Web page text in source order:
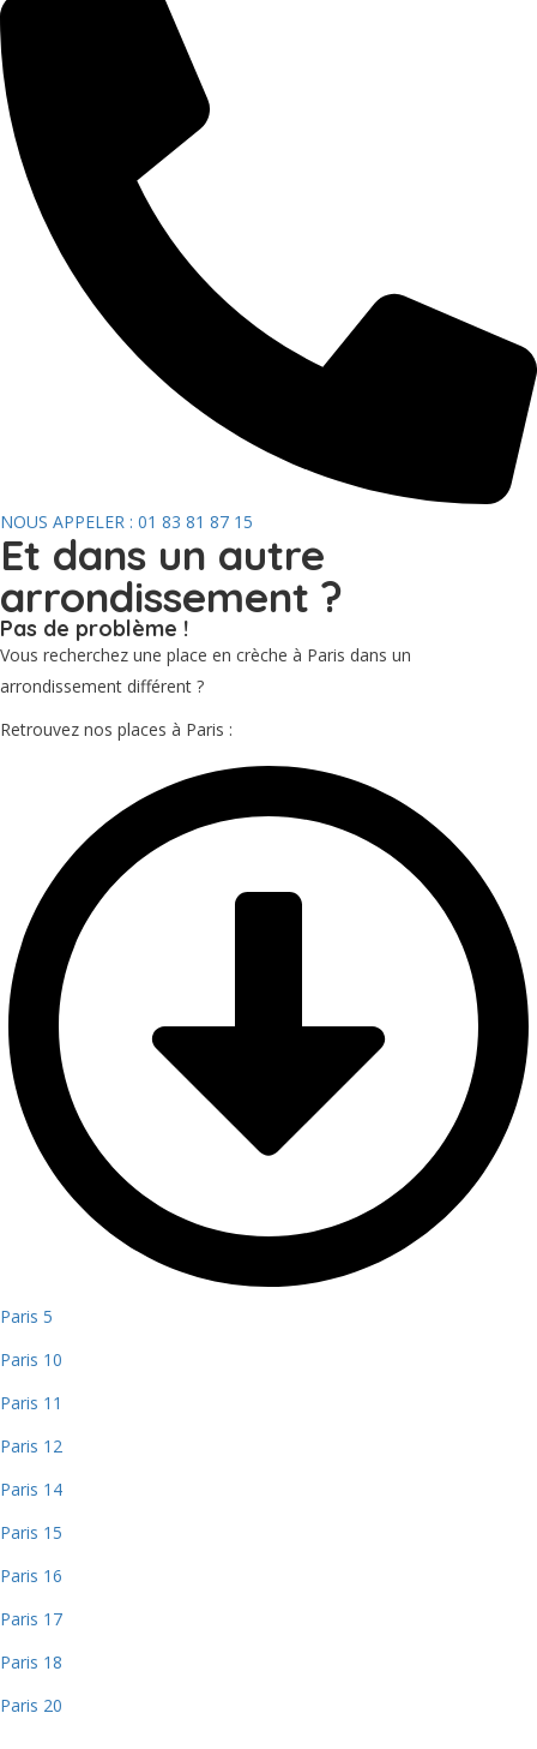
NOUS APPELER : 01 83 81 87 15
Et dans un autre
arrondissement ?
Pas de problème !
Vous recherchez une place en crèche à Paris dans un
arrondissement différent ?
Retrouvez nos places à Paris :
Paris 5
Paris 10
Paris 11
Paris 12
Paris 14
Paris 15
Paris 16
Paris 17
Paris 18
Paris 20